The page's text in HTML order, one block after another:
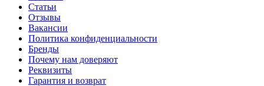
Статьи
Отзывы
Вакансии
Политика конфиденциальности
Бренды
Почему нам доверяют
Реквизиты
Гарантия и возврат